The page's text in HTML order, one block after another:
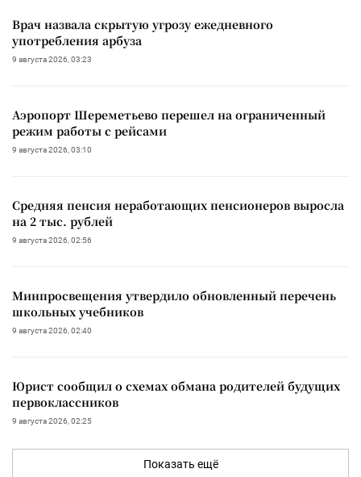
Врач назвала скрытую угрозу ежедневного
употребления арбуза
9 августа 2026, 03:23
Аэропорт Шереметьево перешел на ограниченный
режим работы с рейсами
9 августа 2026, 03:10
Средняя пенсия неработающих пенсионеров выросла
на 2 тыс. рублей
9 августа 2026, 02:56
Минпросвещения утвердило обновленный перечень
школьных учебников
9 августа 2026, 02:40
Юрист сообщил о схемах обмана родителей будущих
первоклассников
9 августа 2026, 02:25
Показать ещё